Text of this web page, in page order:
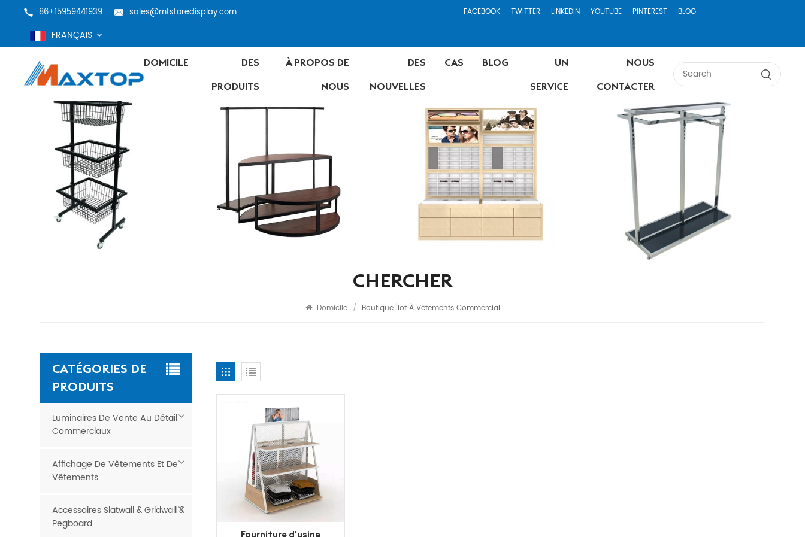
86+15959441939 sales@mtstoredisplay.com FACEBOOK TWITTER LINKEDIN YOUTUBE PINTEREST BLOG
FRANÇAIS
DOMICILE
DES
PRODUITS
À PROPOS DE
NOUS
DES
NOUVELLES
CAS BLOG
UN
SERVICE
NOUS
CONTACTER
CHERCHER
Domicile / Boutique Îlot À Vêtements Commercial
Fourniture d'usine
CATÉGORIES DE
PRODUITS
Luminaires De Vente Au Détail
Commerciaux
Affichage De Vêtements Et De
Vêtements
Accessoires Slatwall & Gridwall &
Pegboard